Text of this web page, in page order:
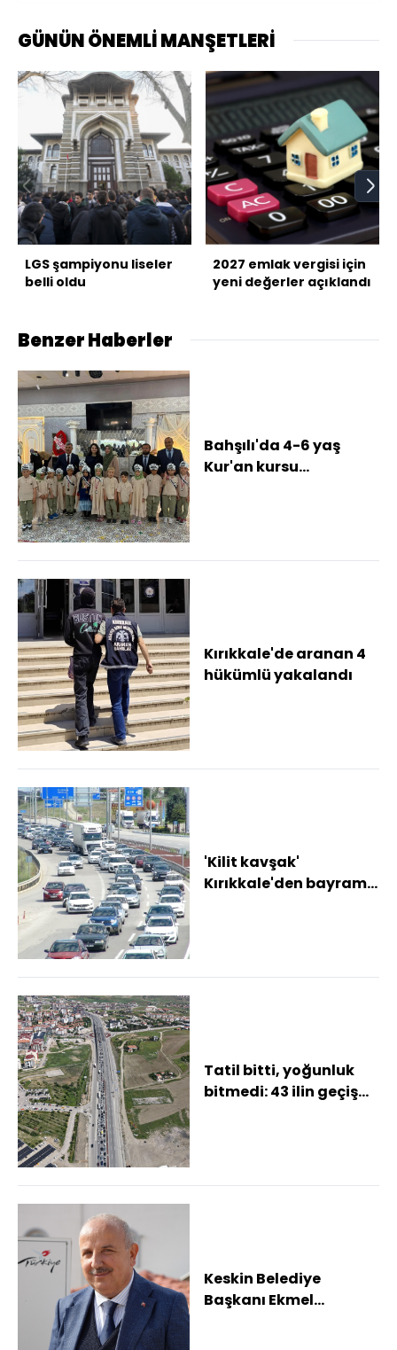
GÜNÜN ÖNEMLİ MANŞETLERİ
LGS şampiyonu liseler
belli oldu
2027 emlak vergisi için
yeni değerler açıklandı
Benzer Haberler
Bahşılı'da 4-6 yaş
Kur'an kursu
Kırıkkale'de aranan 4
hükümlü yakalandı
'Kilit kavşak'
Kırıkkale'den bayram
Tatil bitti, yoğunluk
bitmedi: 43 ilin geçiş
Keskin Belediye
Başkanı Ekmel